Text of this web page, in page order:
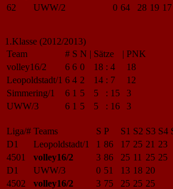
62
UWW/2 0 64 28 19 17
1.Klasse (2012/2013)
Team
# S N | Sätze | PNK
volley16/2
6 6 0 18 : 4
18
Leopoldstadt/1 6 4 2 14 : 7
12
Simmering/1
6 1 5 5 : 15
3
UWW/3
6 1 5 5 : 16 3
Liga/# Teams S P S1 S2 S3 S4
D1
Leopoldstadt/1 1 86 17 25 21 23
4501
volley16/2 3 86 25 11 25 25
D1
UWW/3 0 51 13 18 20
4502
volley16/2 3 75 25 25 25